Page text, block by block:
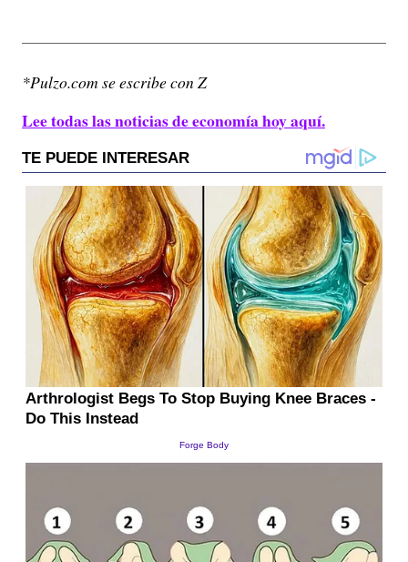
*Pulzo.com se escribe con Z
Lee todas las noticias de economía hoy aquí.